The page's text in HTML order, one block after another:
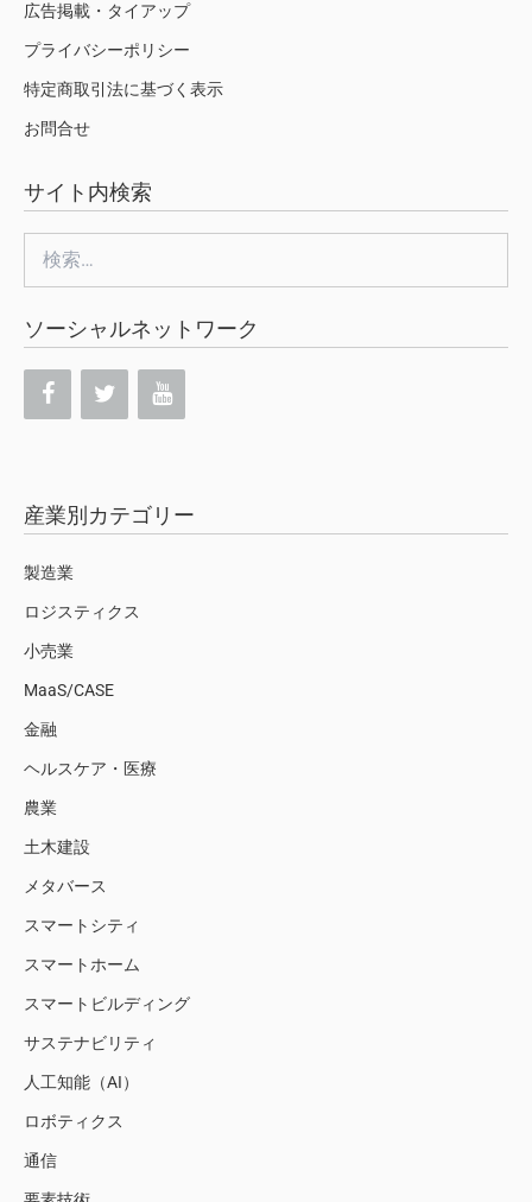
広告掲載・タイアップ
プライバシーポリシー
特定商取引法に基づく表示
お問合せ
サイト内検索
索:
ソーシャルネットワーク
産業別カテゴリー
製造業
ロジスティクス
小売業
MaaS/CASE
金融
ヘルスケア・医療
農業
土木建設
メタバース
スマートシティ
スマートホーム
スマートビルディング
サステナビリティ
人工知能（AI）
ロボティクス
通信